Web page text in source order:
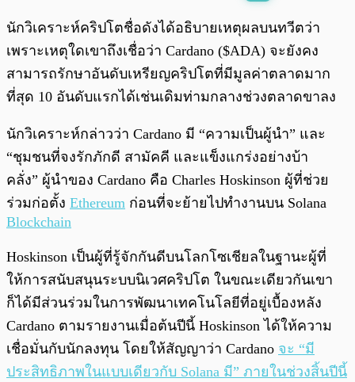
พร้อมเล่น / 0:00
นักวิเคราะห์คริปโตชื่อดังได้อธิบายเหตุผลบนทวีตว่า
เพราะเหตุใดเขาถึงเชื่อว่า Cardano ($ADA) จะยังคง
สามารถรักษาอันดับเหรียญคริปโตที่มีมูลค่าตลาดมาก
ที่สุด 10 อันดับแรกได้เช่นเดิมท่ามกลางช่วงตลาดขาลง
นักวิเคราะห์กล่าวว่า Cardano มี “ความเป็นผู้นำ” และ
“ชุมชนที่จงรักภักดี สามัคคี และแข็งแกร่งอย่างบ้า
คลั่ง” ผู้นำของ Cardano คือ Charles Hoskinson ผู้ที่ช่วย
ร่วมก่อตั้ง Ethereum ก่อนที่จะย้ายไปทำงานบน Solana
Blockchain
Hoskinson เป็นผู้ที่รู้จักกันดีบนโลกโซเชียลในฐานะผู้ที่
ให้การสนับสนุนระบบนิเวศคริปโต ในขณะเดียวกันเขา
ก็ได้มีส่วนร่วมในการพัฒนาเทคโนโลยีที่อยู่เบื้องหลัง
Cardano ตามรายงานเมื่อต้นปีนี้ Hoskinson ได้ให้ความ
เชื่อมั่นกับนักลงทุน โดยให้สัญญาว่า Cardano จะ “มี
ประสิทธิภาพในแบบเดียวกับ Solana มี” ภายในช่วงสิ้นปีนี้